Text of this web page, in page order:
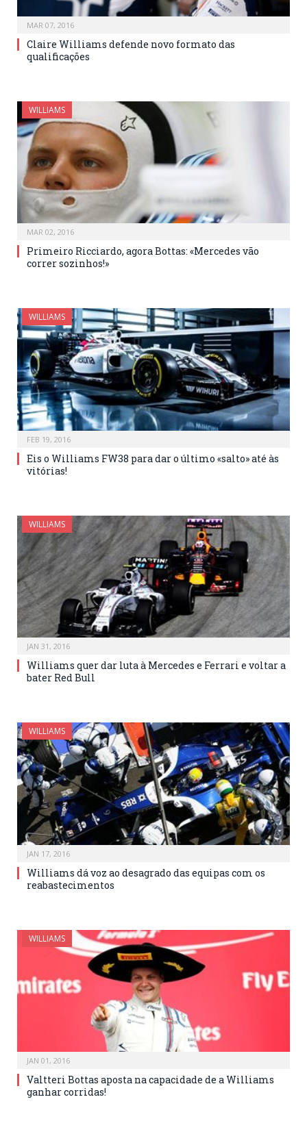
MAR 07, 2016
Claire Williams defende novo formato das
qualificações
WILLIAMS
MAR 02, 2016
Primeiro Ricciardo, agora Bottas: «Mercedes vão
correr sozinhos!»
WILLIAMS
FEB 19, 2016
Eis o Williams FW38 para dar o último «salto» até às
vitórias!
WILLIAMS
JAN 31, 2016
Williams quer dar luta à Mercedes e Ferrari e voltar a
bater Red Bull
WILLIAMS
JAN 17, 2016
Williams dá voz ao desagrado das equipas com os
reabastecimentos
WILLIAMS
JAN 01, 2016
Valtteri Bottas aposta na capacidade de a Williams
ganhar corridas!